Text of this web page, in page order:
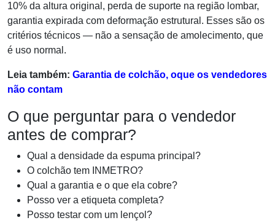
10% da altura original, perda de suporte na região lombar,
garantia expirada com deformação estrutural. Esses são os
critérios técnicos — não a sensação de amolecimento, que
é uso normal.
Leia também: Garantia de colchão, oque os vendedores
não contam
O que perguntar para o vendedor
antes de comprar?
Qual a densidade da espuma principal?
O colchão tem INMETRO?
Qual a garantia e o que ela cobre?
Posso ver a etiqueta completa?
Posso testar com um lençol?